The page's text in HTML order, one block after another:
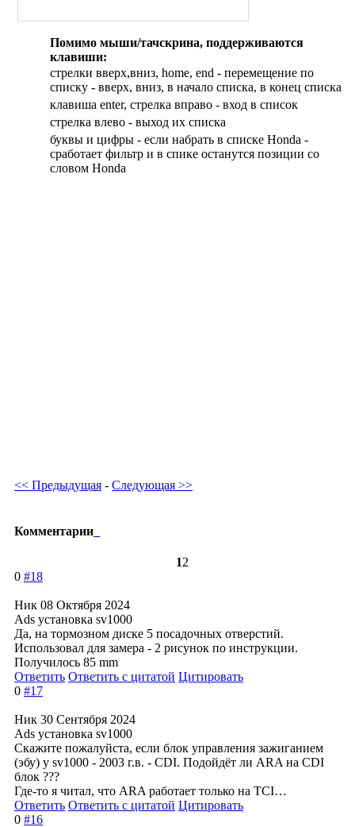
Generic
GG Motorrad
Ghezzi-Brian
Italjet
Keeway
Laverda
Malaguti
Moto Morini
Помимо мыши/тачскрина, поддерживаются
клавиши:
стрелки вверх,вниз, home, end - перемещение по
списку - вверх, вниз, в начало списка, в конец списка
клавиша enter, стрелка вправо - вход в список
cтрелка влево - выход их списка
буквы и цифры - если набрать в списке Honda -
сработает фильтр и в спике останутся позиции со
словом Honda
<< Предыдущая - Следующая >>
Комментарии
12
0 #18
Ник 08 Октября 2024
Ads установка sv1000
Да, на тормозном диске 5 посадочных отверстий.
Использовал для замера - 2 рисунок по инструкции.
Получилось 85 mm
Ответить Ответить с цитатой Цитировать
0 #17
Ник 30 Сентября 2024
Ads установка sv1000
Скажите пожалуйста, если блок управления зажиганием
(эбу) у sv1000 - 2003 г.в. - CDI. Подойдёт ли ARA на CDI
блок ???
Где-то я читал, что ARA работает только на TCI…
Ответить Ответить с цитатой Цитировать
0 #16